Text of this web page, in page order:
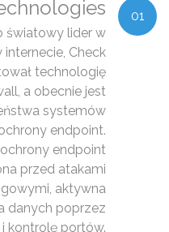
01
światowy lider w
Check
technologię
a obecnie jest
systemów
endpoint.
endpoint
przed atakami
aktywna
danych poprzez
kontrolę portów.